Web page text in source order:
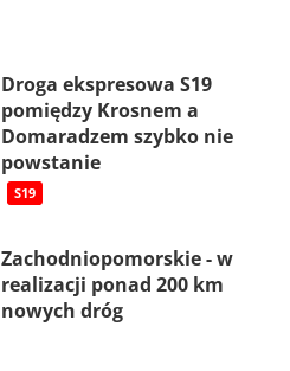
Droga ekspresowa S19
pomiędzy Krosnem a
Domaradzem szybko nie
powstanie
S19
Zachodniopomorskie - w
realizacji ponad 200 km
nowych dróg